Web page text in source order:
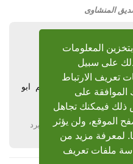
المعلومات
على سبيل
تعريف الارتباط
الموافقة على
ذلك فيمكنك تجاهل
الموقع، ولن يؤثر
لمعرفة مزيد من
ملفات تعريف
كانت فى افتتاح مطاعم ابو
يرد